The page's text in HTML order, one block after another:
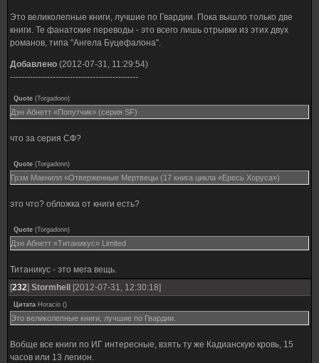
Это великолепные книги, лучшие по Гвардии. Пока вышло только две
книги. Те фанатские переводы - это всего лишь отрывки из этих двух
романов, типа "Ангела Буцефалона".
Добавлено (2012-07-31, 11:29:54)
---------------------------------------------
Quote (Torgadonn)
Дэн Абнетт «Попутчик» (серия SF)
что за серия СФ?
Quote (Torgadonn)
Грэм Макнилл «Отверженные Мертвецы (17 книга цикла «Ересь Хоруса»)
это что? обложка от книги есть?
Quote (Torgadonn)
Дэн Абнетт «Титаникус» Limited
Титаникус - это мега вещь.
[232] Stormhell [2012-07-31, 12:30:18]
Цитата Horacio ()
Это великолепные книги, лучшие по Гвардии.
Вобще все книги по ИГ интересные, взять ту же Кадианскую кровь, 15
часов или 13 легион.